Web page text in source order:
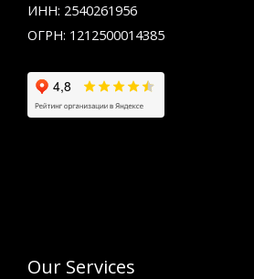
ИНН: 2540261956
ОГРН: 1212500014385
Our Services